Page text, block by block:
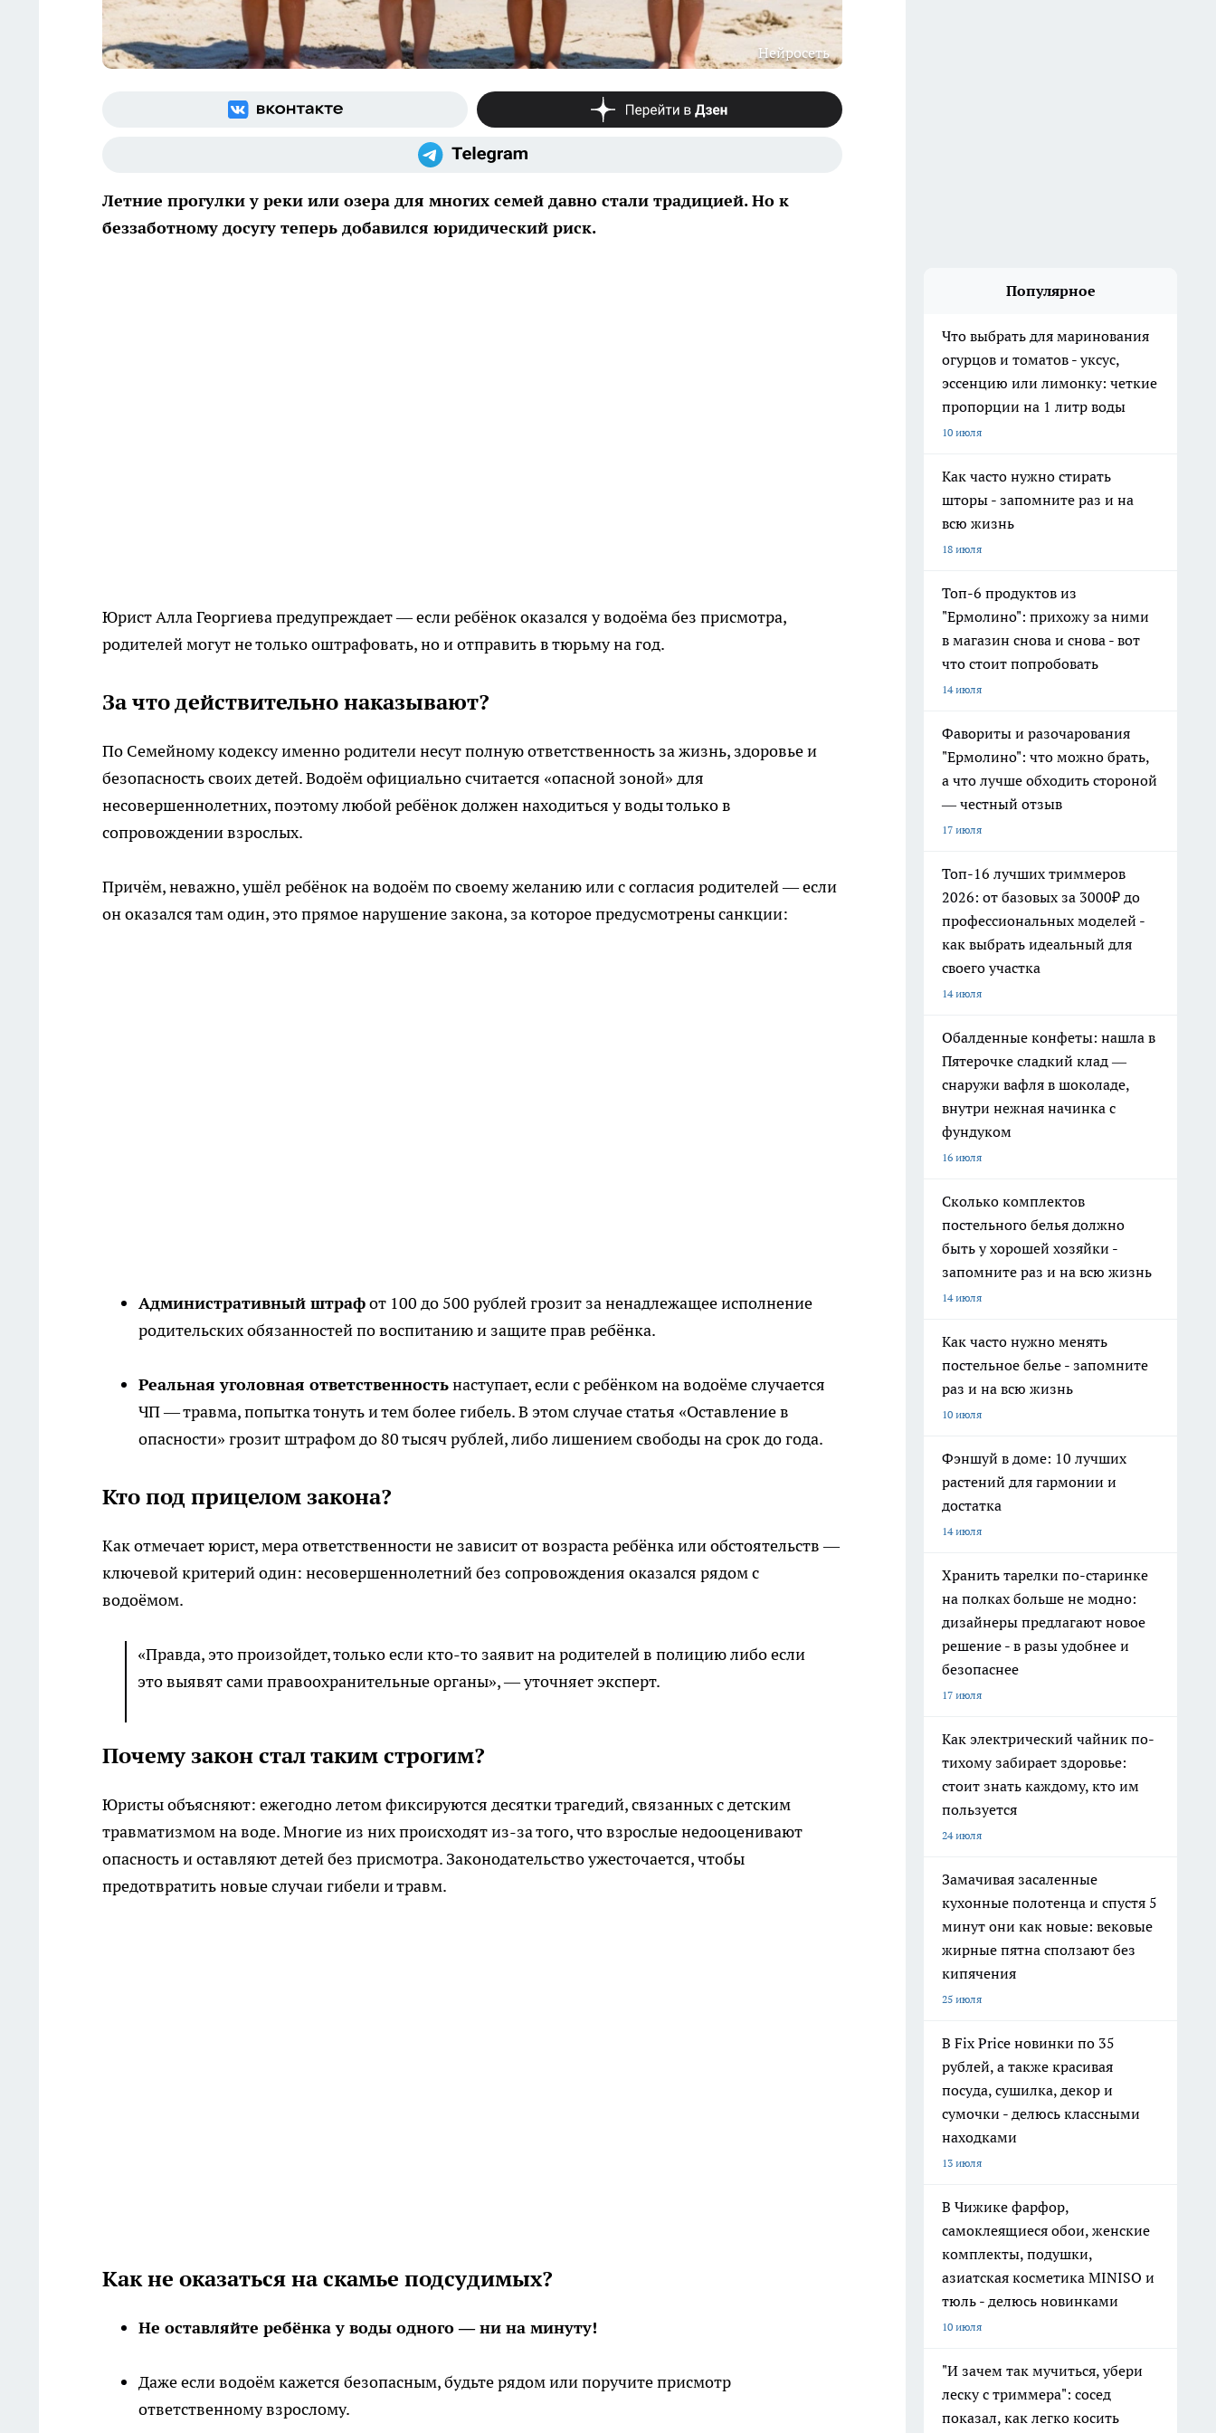
Нейросеть
Летние прогулки у реки или озера для многих семей давно стали традицией. Но к
беззаботному досугу теперь добавился юридический риск.
Юрист Алла Георгиева предупреждает — если ребёнок оказался у водоёма без присмотра,
родителей могут не только оштрафовать, но и отправить в тюрьму на год.
За что действительно наказывают?
По Семейному кодексу именно родители несут полную ответственность за жизнь, здоровье и
безопасность своих детей. Водоём официально считается «опасной зоной» для
несовершеннолетних, поэтому любой ребёнок должен находиться у воды только в
сопровождении взрослых.
Причём, неважно, ушёл ребёнок на водоём по своему желанию или с согласия родителей — если
он оказался там один, это прямое нарушение закона, за которое предусмотрены санкции:
Административный штрафот 100 до 500 рублей грозит за ненадлежащее исполнение
родительских обязанностей по воспитанию и защите прав ребёнка.
Реальная уголовная ответственностьнаступает, если с ребёнком на водоёме случается
ЧП — травма, попытка тонуть и тем более гибель. В этом случае статья «Оставление в
опасности» грозит штрафом до 80 тысяч рублей, либо лишением свободы на срок до года.
Кто под прицелом закона?
Как отмечает юрист, мера ответственности не зависит от возраста ребёнка или обстоятельств —
ключевой критерий один: несовершеннолетний без сопровождения оказался рядом с
водоёмом.
«Правда, это произойдет, только если кто-то заявит на родителей в полицию либо если
это выявят сами правоохранительные органы», — уточняет эксперт.
Почему закон стал таким строгим?
Юристы объясняют: ежегодно летом фиксируются десятки трагедий, связанных с детским
травматизмом на воде. Многие из них происходят из-за того, что взрослые недооценивают
опасность и оставляют детей без присмотра. Законодательство ужесточается, чтобы
предотвратить новые случаи гибели и травм.
Как не оказаться на скамье подсудимых?
Не оставляйте ребёнка у воды одного — ни на минуту!
Даже если водоём кажется безопасным, будьте рядом или поручите присмотр
ответственному взрослому.
Популярное
Что выбрать для маринования
огурцов и томатов - уксус,
эссенцию или лимонку: четкие
пропорции на 1 литр воды
10 июля
Как часто нужно стирать
шторы - запомните раз и на
всю жизнь
18 июля
Топ-6 продуктов из
"Ермолино": прихожу за ними
в магазин снова и снова - вот
что стоит попробовать
14 июля
Фавориты и разочарования
"Ермолино": что можно брать,
а что лучше обходить стороной
— честный отзыв
17 июля
Топ-16 лучших триммеров
2026: от базовых за 3000₽ до
профессиональных моделей -
как выбрать идеальный для
своего участка
14 июля
Обалденные конфеты: нашла в
Пятерочке сладкий клад —
снаружи вафля в шоколаде,
внутри нежная начинка с
фундуком
16 июля
Сколько комплектов
постельного белья должно
быть у хорошей хозяйки -
запомните раз и на всю жизнь
14 июля
Как часто нужно менять
постельное белье - запомните
раз и на всю жизнь
10 июля
Фэншуй в доме: 10 лучших
растений для гармонии и
достатка
14 июля
Хранить тарелки по-старинке
на полках больше не модно:
дизайнеры предлагают новое
решение - в разы удобнее и
безопаснее
17 июля
Как электрический чайник по-
тихому забирает здоровье:
стоит знать каждому, кто им
пользуется
24 июля
Замачивая засаленные
кухонные полотенца и спустя 5
минут они как новые: вековые
жирные пятна сползают без
кипячения
25 июля
В Fix Price новинки по 35
рублей, а также красивая
посуда, сушилка, декор и
сумочки - делюсь классными
находками
13 июля
В Чижике фарфор,
самоклеящиеся обои, женские
комплекты, подушки,
азиатская косметика MINISO и
тюль - делюсь новинками
10 июля
"И зачем так мучиться, убери
леску с триммера": сосед
показал, как легко косить